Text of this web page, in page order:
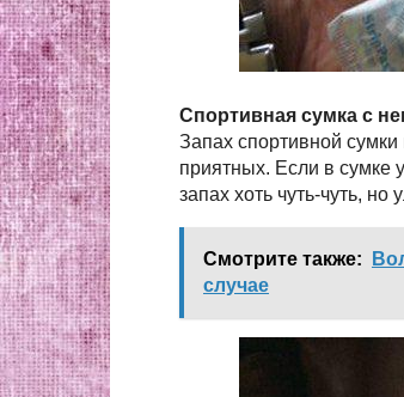
Спортивная сумка с
Запах спортивной
приятных. Если в сумке
запах хоть чуть-чуть, но
Смотрите также:
случае